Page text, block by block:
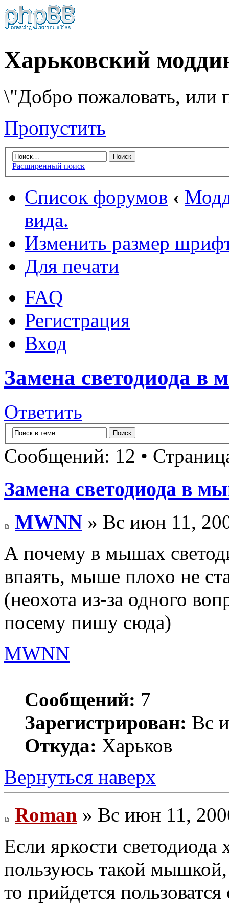
Харьковский
\"Добро пожаловать, или
Пропустить
Расширенный поиск
Список форумов ‹
вида.
Изменить размер
Для печати
FAQ
Регистрация
Вход
Замена светодиода в
Ответить
Сообщений: 12 •
Замена светодиода в
MWNN » Вс июн 11,
А почему в мышах
впаять, мыше плохо не
(неохота из-за одного
посему пишу сюда)
MWNN
Сообщений: 7
Зарегистрирован: Вс
Откуда: Харьков
Вернуться наверх
Roman » Вс июн 11,
Если яркости светодиода
пользуюсь такой мышкой,
то прийдется